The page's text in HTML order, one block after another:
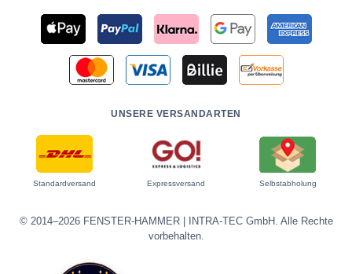
UNSERE VERSANDARTEN
Standardversand Expressversand Selbstabholung
© 2014–2026 FENSTER-HAMMER | INTRA-TEC GmbH. Alle Rechte
vorbehalten.